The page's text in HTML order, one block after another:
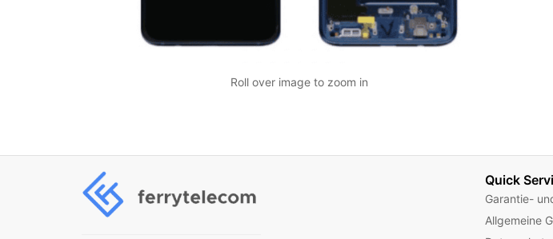
Roll over image to zoom in
Quick
Garantie-
Allgemeine